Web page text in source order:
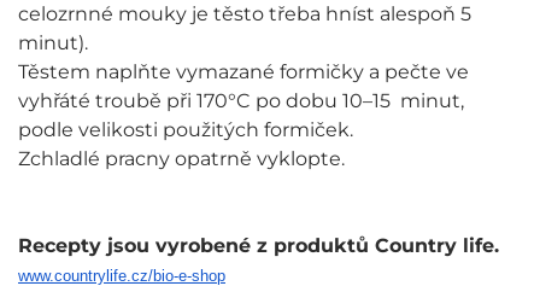
celozrnné mouky je těsto třeba hníst alespoň 5
minut).
Těstem naplňte vymazané formičky a pečte ve
vyhřáté troubě při 170°C po dobu 10–15 minut,
podle velikosti použitých formiček.
Zchladlé pracny opatrně vyklopte.
Recepty jsou vyrobené z produktů Country life.
www.countrylife.cz/bio-e-shop